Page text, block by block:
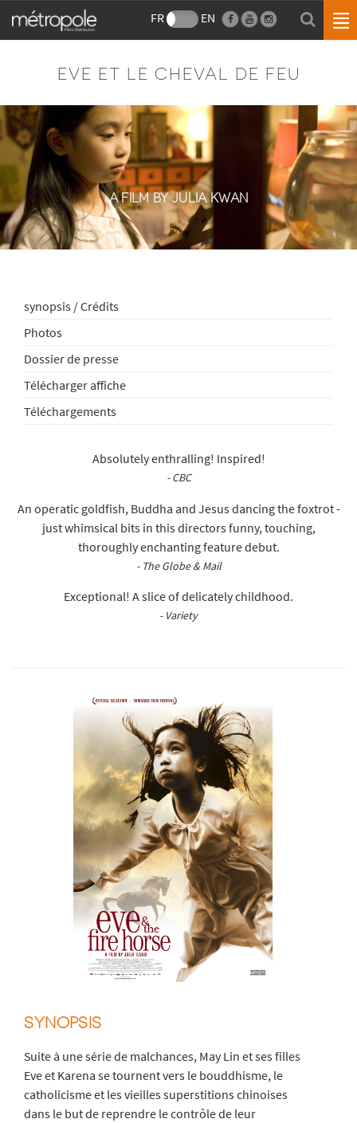
FR EN
EVE ET LE CHEVAL DE FEU
A FILM BY JULIA KWAN
synopsis / Crédits
Photos
Dossier de presse
Télécharger affiche
Téléchargements
Absolutely enthralling! Inspired!
- CBC
An operatic goldfish, Buddha and Jesus dancing the foxtrot -
just whimsical bits in this directors funny, touching,
thoroughly enchanting feature debut.
- The Globe & Mail
Exceptional! A slice of delicately childhood.
- Variety
SYNOPSIS
Suite à une série de malchances, May Lin et ses filles
Eve et Karena se tournent vers le bouddhisme, le
catholicisme et les vieilles superstitions chinoises
dans le but de reprendre le contrôle de leur